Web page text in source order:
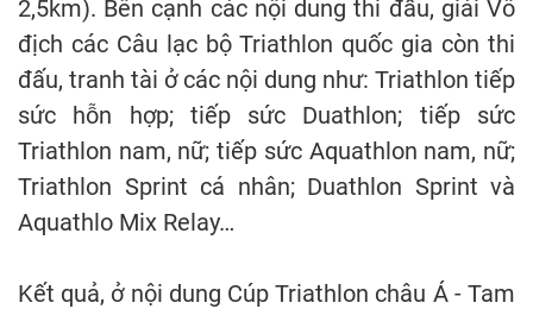
2,5km). Bên cạnh các nội dung thi đấu, giải Vô
địch các Câu lạc bộ Triathlon quốc gia còn thi
đấu, tranh tài ở các nội dung như: Triathlon tiếp
sức hỗn hợp; tiếp sức Duathlon; tiếp sức
Triathlon nam, nữ; tiếp sức Aquathlon nam, nữ;
Triathlon Sprint cá nhân; Duathlon Sprint và
Aquathlo Mix Relay…
Kết quả, ở nội dung Cúp Triathlon châu Á - Tam